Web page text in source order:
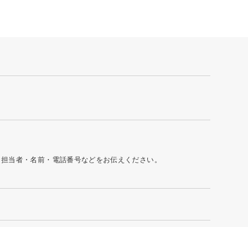
当者・名前・電話番号などをお伝えください。